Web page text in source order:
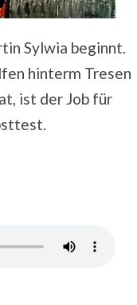
Sylwia beginnt.
hinterm Tresen
ist der Job für